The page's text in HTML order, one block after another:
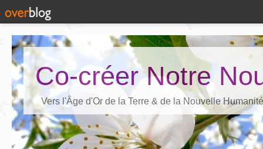
Co-créer Notre
Vers l'Âge d'Or de la Terre & de la Nouvelle Humanité